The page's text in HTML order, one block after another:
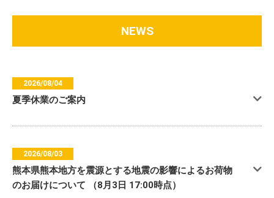
NEWS
2026/08/04
夏季休業のご案内
2026/08/03
熊本県熊本地方を震源とする地震の影響によるお荷物
のお届けについて （8月3日 17:00時点）